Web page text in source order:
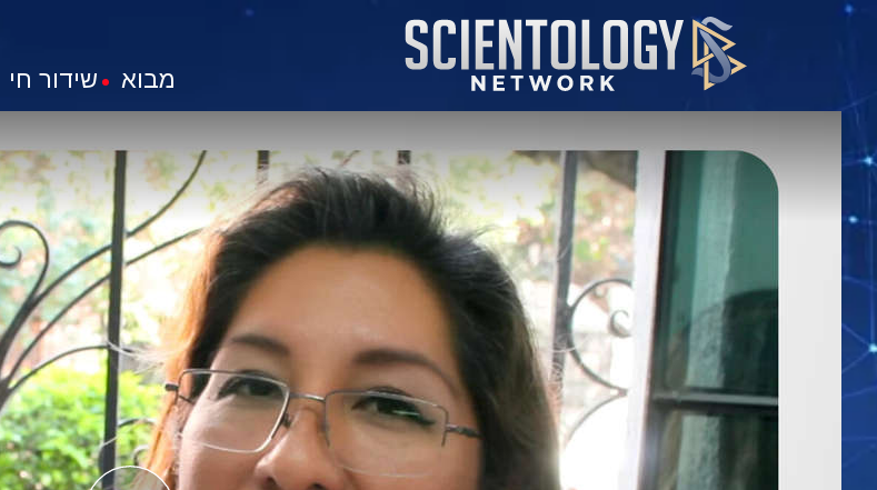
מבוא שידור חי